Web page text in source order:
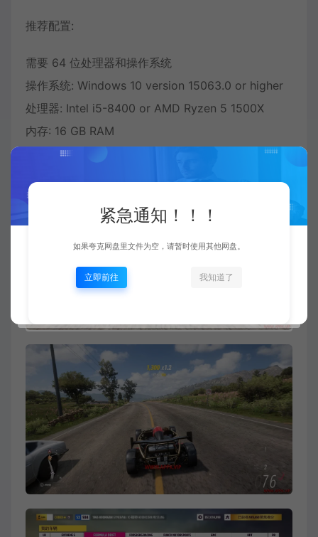
推荐配置:
需要 64 位处理器和操作系统
操作系统: Windows 10 version 15063.0 or higher
处理器: Intel i5-8400 or AMD Ryzen 5 1500X
内存: 16 GB RAM
显卡: NVidia GTX 1070 OR AMD RX 590
紧急通知！！！
如果夸克网盘里文件为空，请暂时使用其他网盘。
立即前往 我知道了